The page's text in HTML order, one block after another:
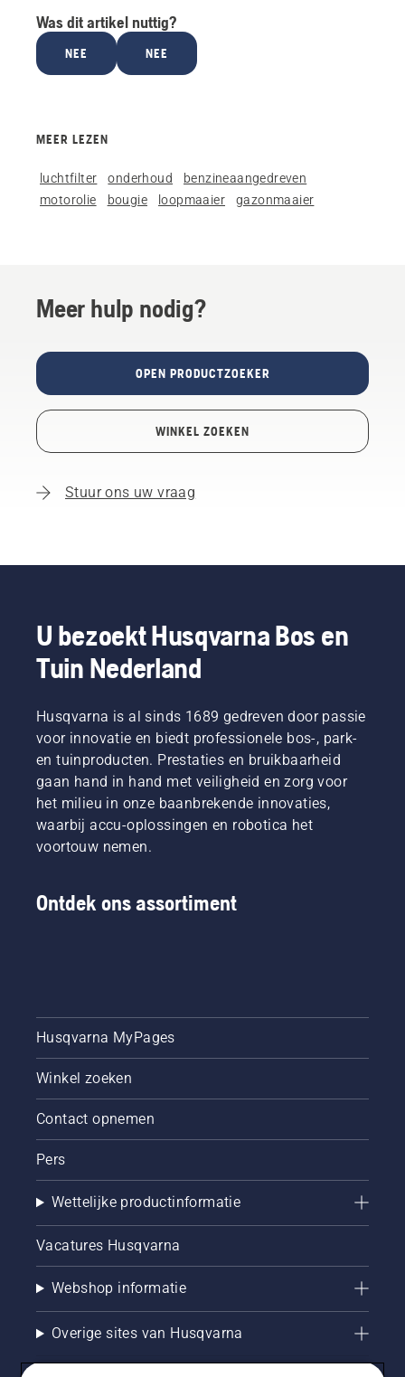
Was dit artikel nuttig?
NEE NEE
MEER LEZEN
luchtfilter onderhoud
benzineaangedreven
motorolie
bougie loopmaaier gazonmaaier
Meer hulp nodig?
OPEN PRODUCTZOEKER
WINKEL ZOEKEN
Stuur ons uw vraag
U bezoekt Husqvarna Bos en
Tuin Nederland
Husqvarna is al sinds 1689 gedreven door passie
voor innovatie en biedt professionele bos-, park-
en tuinproducten. Prestaties en bruikbaarheid
gaan hand in hand met veiligheid en zorg voor
het milieu in onze baanbrekende innovaties,
waarbij accu-oplossingen en robotica het
voortouw nemen.
Ontdek ons assortiment
Husqvarna MyPages
Winkel zoeken
Contact opnemen
Pers
Wettelijke productinformatie
Vacatures Husqvarna
Webshop informatie
Overige sites van Husqvarna